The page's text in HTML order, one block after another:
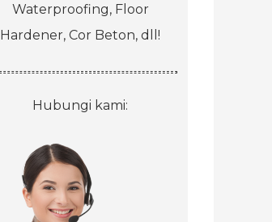
Waterproofing, Floor
Hardener, Cor Beton, dll!
Hubungi kami: